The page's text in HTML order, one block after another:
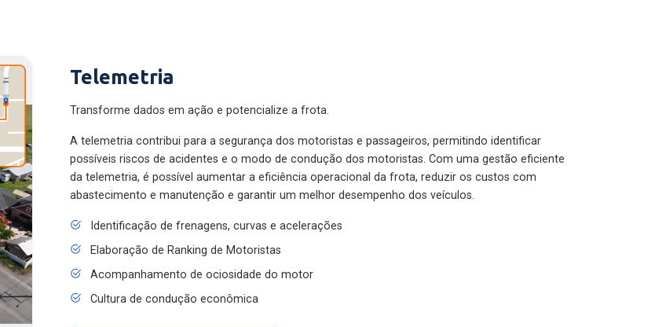
Telemetria
Transforme dados em ação e potencialize a frota.
A telemetria contribui para a segurança dos motoristas e passageiros, permitindo identificar
possíveis riscos de acidentes e o modo de condução dos motoristas. Com uma gestão eficiente
da telemetria, é possível aumentar a eficiência operacional da frota, reduzir os custos com
abastecimento e manutenção e garantir um melhor desempenho dos veículos.
Identificação de frenagens, curvas e acelerações
Elaboração de Ranking de Motoristas
Acompanhamento de ociosidade do motor
Cultura de condução econômica